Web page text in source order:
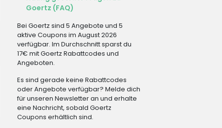
Goertz (FAQ)
Bei Goertz sind 5 Angebote und 5
aktive Coupons im August 2026
verfügbar. Im Durchschnitt sparst du
17€ mit Goertz Rabattcodes und
Angeboten.
Es sind gerade keine Rabattcodes
oder Angebote verfügbar? Melde dich
für unseren Newsletter an und erhalte
eine Nachricht, sobald Goertz
Coupons erhältlich sind.